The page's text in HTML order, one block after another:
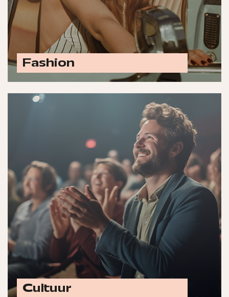
Fashion Ontdek alle fashion opties
Cultuur
Laat jouw merk schitteren met advertenties in
titels zoals EW, Plus Magazine, VARA Gids,
Psychologie en Margriet.